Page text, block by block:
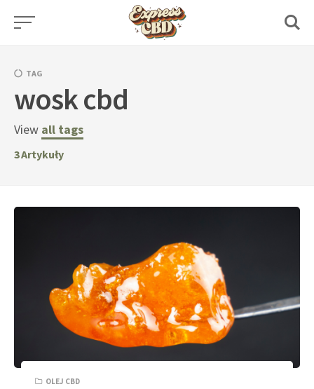
Skip
TAG
wosk cbd
View all tags
3Artykuły
OLEJ CBD